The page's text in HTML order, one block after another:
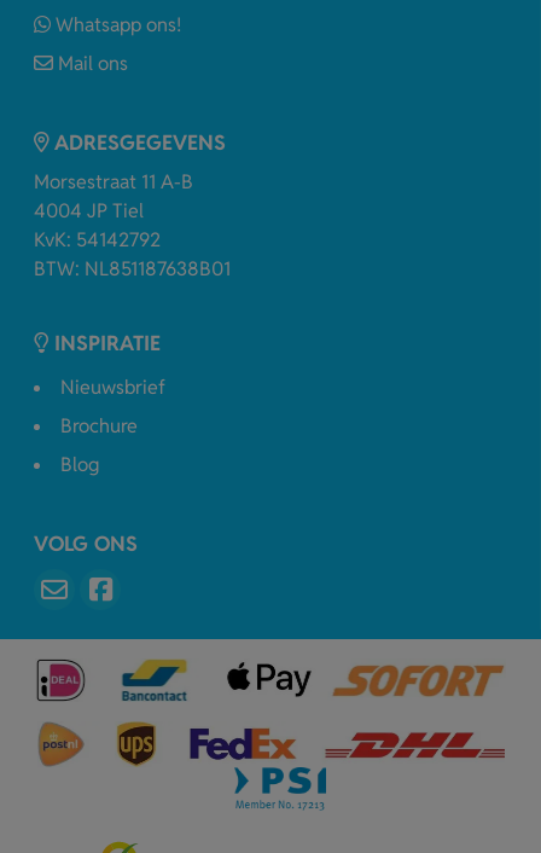
Whatsapp ons!
Mail ons
ADRESGEGEVENS
Morsestraat 11 A-B
4004 JP Tiel
KvK: 54142792
BTW: NL851187638B01
INSPIRATIE
Nieuwsbrief
Brochure
Blog
VOLG ONS